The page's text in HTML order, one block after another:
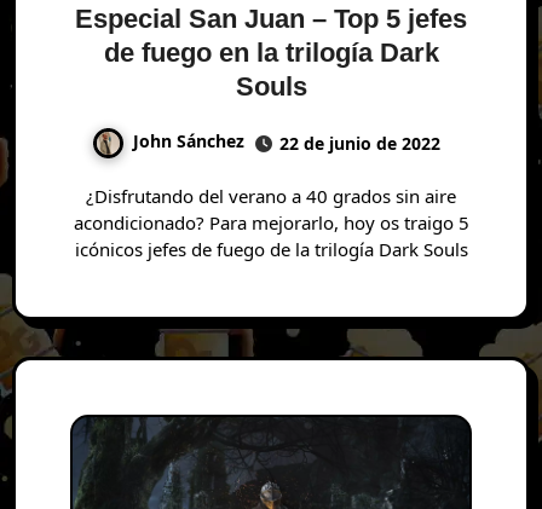
Especial San Juan – Top 5 jefes
de fuego en la trilogía Dark
Souls
John Sánchez 22 de junio de 2022
¿Disfrutando del verano a 40 grados sin aire
acondicionado? Para mejorarlo, hoy os traigo 5
icónicos jefes de fuego de la trilogía Dark Souls